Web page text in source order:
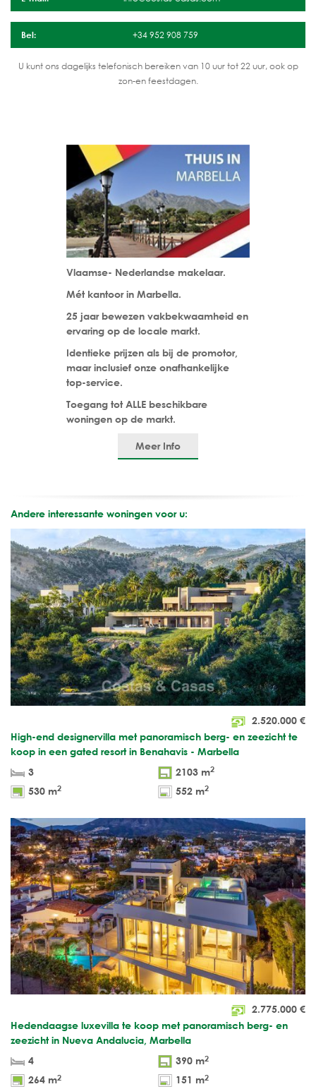
Bel: +34 952 908 759
U kunt ons dagelijks telefonisch bereiken van 10 uur tot 22 uur, ook op
zon-en feestdagen.
Vlaamse- Nederlandse makelaar.
Mét kantoor in Marbella.
25 jaar bewezen vakbekwaamheid en
ervaring op de locale markt.
Identieke prijzen als bij de promotor,
maar inclusief onze onafhankelijke
top-service.
Toegang tot ALLE beschikbare
woningen op de markt.
Meer Info
Andere interessante woningen voor u:
2.520.000 €
High-end designervilla met panoramisch berg- en zeezicht te
koop in een gated resort in Benahavis - Marbella
3
2103 m2
530 m2 552 m2
2.775.000 €
Hedendaagse luxevilla te koop met panoramisch berg- en
zeezicht in Nueva Andalucia, Marbella
4
390 m2
264 m2 151 m2